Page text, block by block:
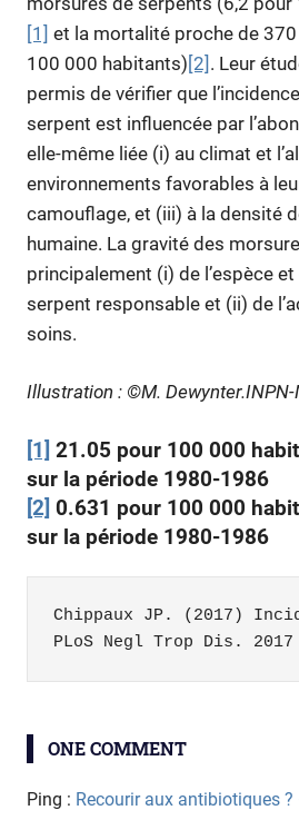
[1] et la mortalité proche de
100 000 habitants)[2] . Leur
permis de vérifier que
serpent est influencée par
elle-même liée (i) au climat et
environnements favorables à
camouflage, et (iii) à la densité
humaine. La gravité des
principalement (i) de l’espèce
serpent responsable et (ii) de
soins.
Illustration : ©M.
[1] 21.05 pour 100 000
sur la période 1980-1986
[2] 0.631 pour 100 000
sur la période 1980-1986
Chippaux JP. (2017)
PLoS Negl Trop Dis.
santé
serpents
ONE COMMENT
Ping : Recourir aux antibiotiques